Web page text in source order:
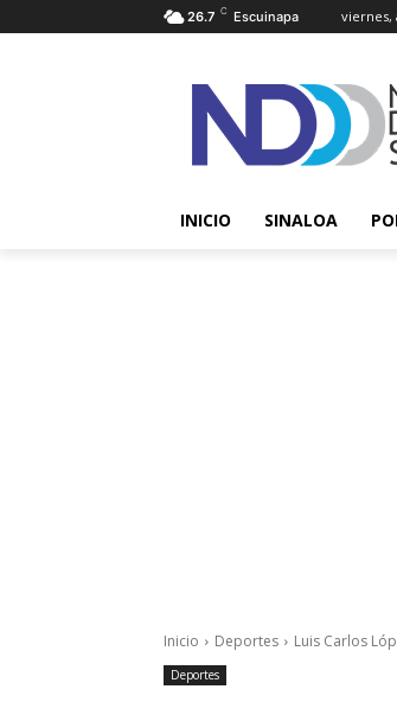
26.7 C Escuinapa viernes,
INICIO SINALOA
Inicio Deportes Luis Carlos
Deportes